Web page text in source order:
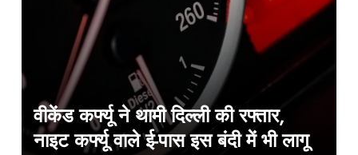
वीकेंड कर्फ्यू ने थामी दिल्ली की रफ्तार,
नाइट कर्फ्यू वाले ई-पास इस बंदी में भी लागू